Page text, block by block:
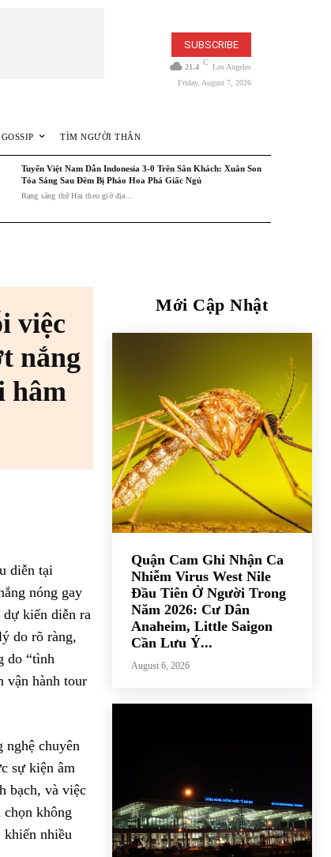
SUBSCRIBE
21.4
C
Los Angeles
Friday, August 7, 2026
GOSSIP TÌM NGƯỜI THÂN
Tuyển Việt Nam Dẫn Indonesia 3-0 Trên Sân Khách: Xuân Son
Tỏa Sáng Sau Đêm Bị Pháo Hoa Phá Giấc Ngủ
Rạng sáng thứ Hai theo giờ địa...
việc
nắng
hâm
diễn tại
nóng gay
kiến diễn ra
do rõ ràng,
do “tình
vận hành tour
nghệ chuyên
sự kiện âm
bạch, và việc
không
nhiều
Mới Cập Nhật
Quận Cam Ghi Nhận Ca
Nhiễm Virus West Nile
Đầu Tiên Ở Người Trong
Năm 2026: Cư Dân
Anaheim, Little Saigon
Cần Lưu Ý...
August 6, 2026